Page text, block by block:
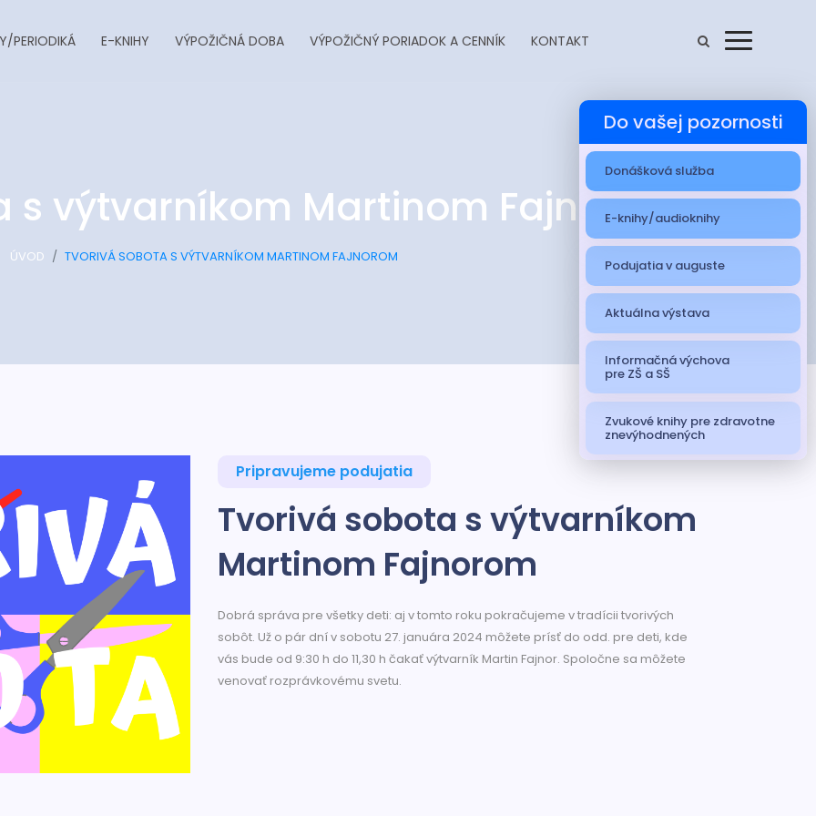
PERIODIKÁ E-KNIHY VÝPOŽIČNÁ DOBA VÝPOŽIČNÝ PORIADOK A CENNÍK KONTAKT
s výtvarníkom Martinom Fajnorom
ÚVOD TVORIVÁ SOBOTA S VÝTVARNÍKOM MARTINOM FAJNOROM
Pripravujeme podujatia
Tvorivá sobota s výtvarníkom
Martinom Fajnorom
Dobrá správa pre všetky deti: aj v tomto roku pokračujeme v tradícii tvorivých
sobôt. Už o pár dní v sobotu 27. januára 2024 môžete prísť do odd. pre deti, kde
vás bude od 9:30 h do 11,30 h čakať výtvarník Martin Fajnor. Spoločne sa môžete
venovať rozprávkovému svetu.
Do vašej pozornosti
Donášková služba
E-knihy/audioknihy
Podujatia v auguste
Aktuálna výstava
Informačná výchova
pre ZŠ a SŠ
Zvukové knihy pre zdravotne
znevýhodnených